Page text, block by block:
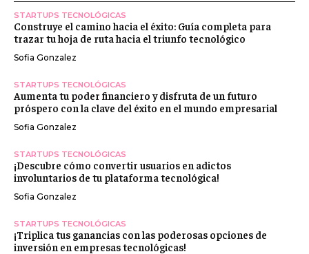
STARTUPS TECNOLÓGICAS
Construye el camino hacia el éxito: Guía completa para
trazar tu hoja de ruta hacia el triunfo tecnológico
Sofia Gonzalez
STARTUPS TECNOLÓGICAS
Aumenta tu poder financiero y disfruta de un futuro
próspero con la clave del éxito en el mundo empresarial
Sofia Gonzalez
STARTUPS TECNOLÓGICAS
¡Descubre cómo convertir usuarios en adictos
involuntarios de tu plataforma tecnológica!
Sofia Gonzalez
STARTUPS TECNOLÓGICAS
¡Triplica tus ganancias con las poderosas opciones de
inversión en empresas tecnológicas!